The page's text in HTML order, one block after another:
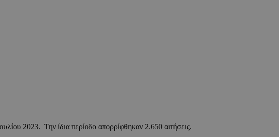
2023. Την ίδια περίοδο απορρίφθηκαν 2.650 αιτήσεις.